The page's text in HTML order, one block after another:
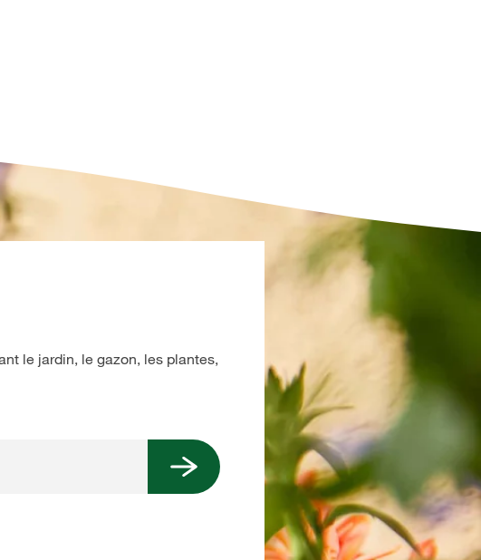
le jardin, le gazon, les plantes,
Oui, je voudrais m'abonner à la